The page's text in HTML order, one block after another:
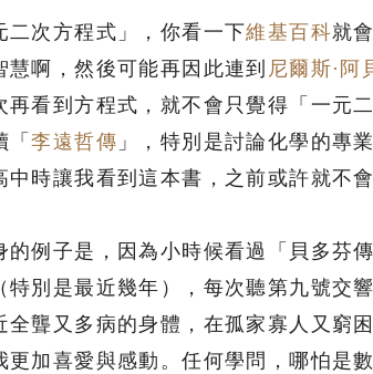
二次方程式」，你看一下維基百科就
慧啊，然後可能再因此連到 尼爾斯·阿
再看到方程式，就不會只覺得「一元
「李遠哲傳 」，特別是討論化學的專
中時讓我看到這本書，之前或許就不
的例子是，因為小時候看過「貝多芬
特別是最近幾年），每次聽第九號交
全聾又多病的身體，在孤家寡人又窮
更加喜愛與感動。任何學問，哪怕是